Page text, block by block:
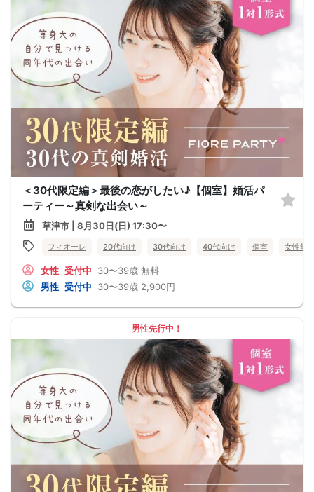
＜30代限定編＞最後の恋がしたい♪【個室】婚活パ
ーティー～真剣な出会い～
草津市 | 8月30日(日) 17:30〜
フィオーレ 20代向け 30代向け 40代向け 個室 女性無
女性 受付中 30〜39歳 無料
男性 受付中 30〜39歳 2,900円
男性先行中！